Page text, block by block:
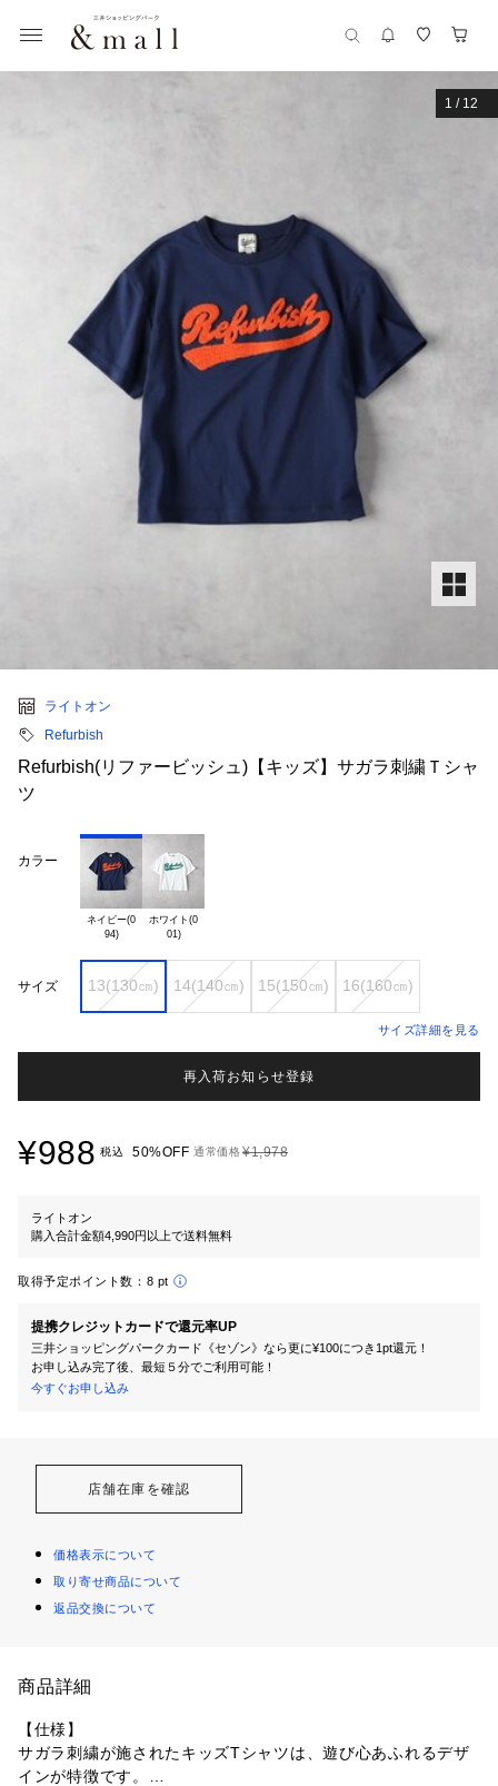
1 / 12
ライトオン
Refurbish
Refurbish(リファービッシュ)【キッズ】サガラ刺繍Ｔシャ
ツ
カラー
ネイビー(0
94)
ホワイト(0
01)
サイズ 13(130㎝) 14(140㎝) 15(150㎝) 16(160㎝)
サイズ詳細を見る
再入荷お知らせ登録
¥988 税込 50%OFF 通常価格¥1,978
ライトオン
購入合計金額4,990円以上で送料無料
取得予定ポイント数： 8 pt
提携クレジットカードで還元率UP
三井ショッピングパークカード《セゾン》なら更に¥100につき1pt還元！
お申し込み完了後、最短５分でご利用可能！
今すぐお申し込み
店舗在庫を確認
価格表示について
取り寄せ商品について
返品交換について
商品詳細
【仕様】
サガラ刺繍が施されたキッズTシャツは、遊び心あふれるデザ
インが特徴です。